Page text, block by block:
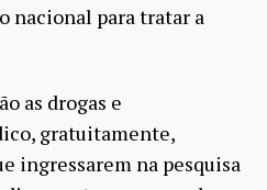
nacional para tratar a
as drogas e
gratuitamente,
ingressarem na pesquisa